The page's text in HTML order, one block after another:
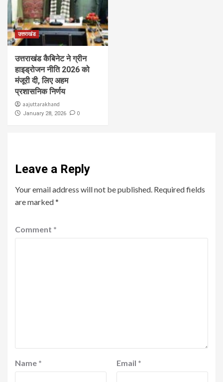
उत्तराखंड
उत्तराखंड कैबिनेट ने ग्रीन
हाइड्रोजन नीति 2026 को
मंजूरी दी, लिए अहम
प्रशासनिक निर्णय
aajuttarakhand
January 28, 2026 0
Leave a Reply
Your email address will not be published. Required fields
are marked*
Comment *
Name * Email *